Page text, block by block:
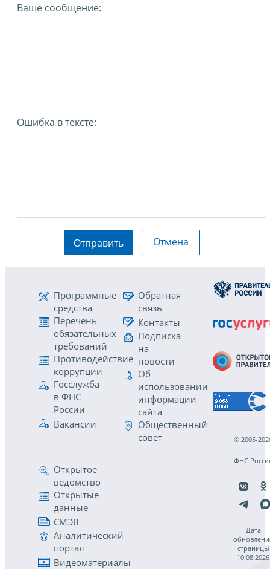
Ваше сообщение:
Ошибка в тексте:
Отправить Отмена
Программные
средства
Перечень
обязательных
требований
Противодействие
коррупции
Госслужба
в ФНС
России
Вакансии
Обратная
связь
Контакты
Подписка
на
новости
Об
использовании
информации
сайта
Общественный
совет
Открытое
ведомство
Открытые
данные
СМЭВ
Аналитический
портал
Видеоматериалы
© 2005-
ФНС
Дата
страницы
10.08.2026